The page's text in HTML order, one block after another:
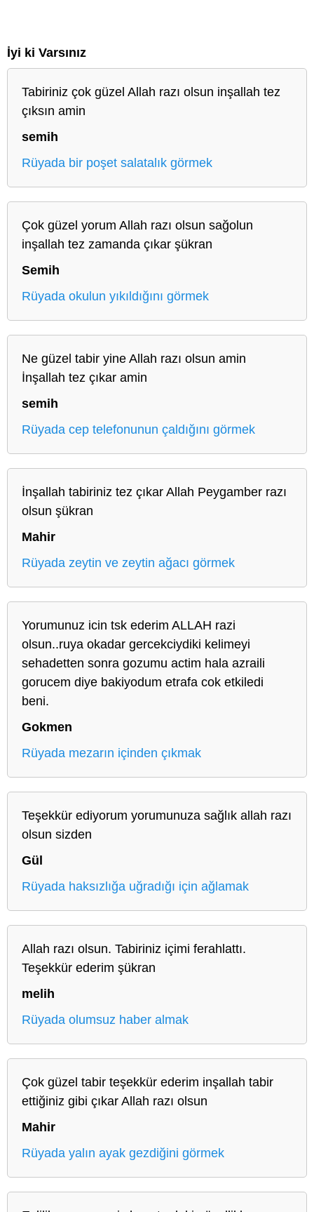
İyi ki Varsınız
Tabiriniz çok güzel Allah razı olsun inşallah tez
çıksın amin
semih
Rüyada bir poşet salatalık görmek
Çok güzel yorum Allah razı olsun sağolun
inşallah tez zamanda çıkar şükran
Semih
Rüyada okulun yıkıldığını görmek
Ne güzel tabir yine Allah razı olsun amin
İnşallah tez çıkar amin
semih
Rüyada cep telefonunun çaldığını görmek
İnşallah tabiriniz tez çıkar Allah Peygamber razı
olsun şükran
Mahir
Rüyada zeytin ve zeytin ağacı görmek
Yorumunuz icin tsk ederim ALLAH razi
olsun..ruya okadar gercekciydiki kelimeyi
sehadetten sonra gozumu actim hala azraili
gorucem diye bakiyodum etrafa cok etkiledi
beni.
Gokmen
Rüyada mezarın içinden çıkmak
Teşekkür ediyorum yorumunuza sağlık allah razı
olsun sizden
Gül
Rüyada haksızlığa uğradığı için ağlamak
Allah razı olsun. Tabiriniz içimi ferahlattı.
Teşekkür ederim şükran
melih
Rüyada olumsuz haber almak
Çok güzel tabir teşekkür ederim inşallah tabir
ettiğiniz gibi çıkar Allah razı olsun
Mahir
Rüyada yalın ayak gezdiğini görmek